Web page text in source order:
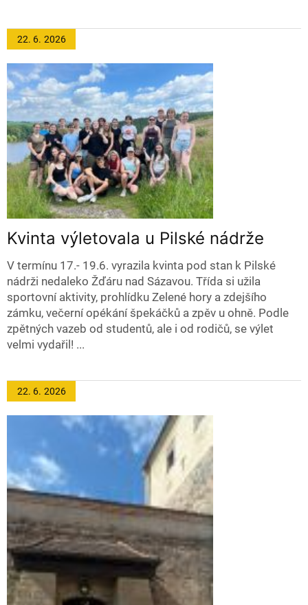
22. 6. 2026
Kvinta výletovala u Pilské nádrže
V termínu 17.- 19.6. vyrazila kvinta pod stan k Pilské
nádrži nedaleko Žďáru nad Sázavou. Třída si užila
sportovní aktivity, prohlídku Zelené hory a zdejšího
zámku, večerní opékání špekáčků a zpěv u ohně. Podle
zpětných vazeb od studentů, ale i od rodičů, se výlet
velmi vydařil! ...
22. 6. 2026